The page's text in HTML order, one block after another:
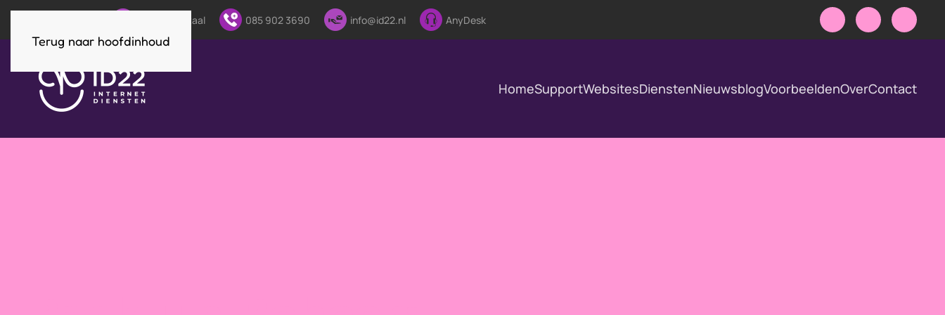
Terug naar hoofdinhoud
Klantenportaal 085 902 3690 info@id22.nl AnyDesk
HomeSupportWebsitesDienstenNieuwsblogVoorbeeldenOverContact